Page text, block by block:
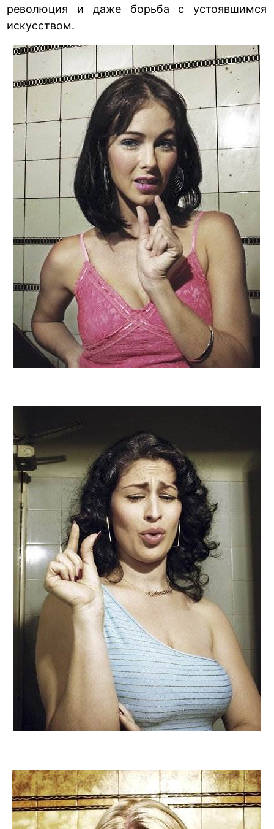
революция и даже борьба с устоявшимся
искусством.